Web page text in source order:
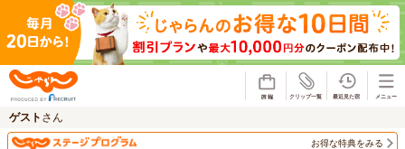
ゲスト さん
お得な特典をみる